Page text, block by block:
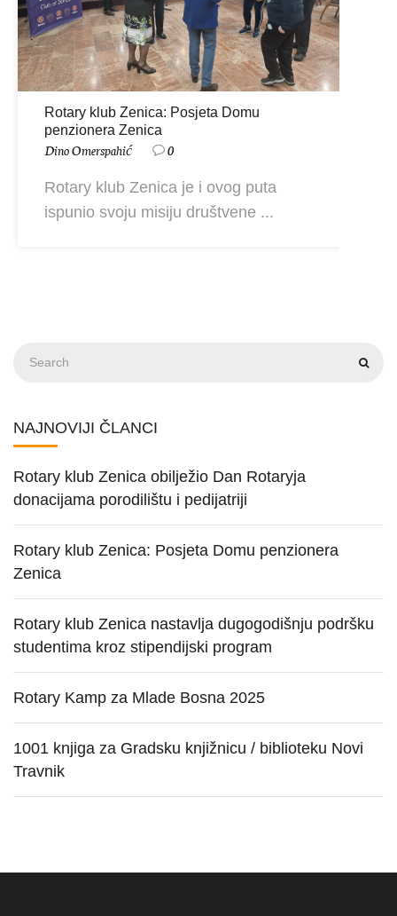
Rotary klub Zenica: Posjeta Domu
penzionera Zenica
Dino Omerspahić 0
Rotary klub Zenica je i ovog puta
ispunio svoju misiju društvene ...
NAJNOVIJI ČLANCI
Rotary klub Zenica obilježio Dan Rotaryja
donacijama porodilištu i pedijatriji
Rotary klub Zenica: Posjeta Domu penzionera
Zenica
Rotary klub Zenica nastavlja dugogodišnju podršku
studentima kroz stipendijski program
Rotary Kamp za Mlade Bosna 2025
1001 knjiga za Gradsku knjižnicu / biblioteku Novi
Travnik